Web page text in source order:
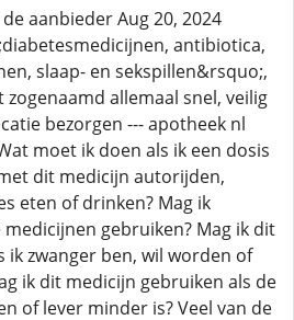
aanbieder Aug 20, 2024
antibiotica,
slaap- en sekspillen&rsquo;,
zogenaamd allemaal snel, veilig
bezorgen --- apotheek nl
moet ik doen als ik een dosis
dit medicijn autorijden,
eten of drinken? Mag ik
gebruiken? Mag ik dit
ik zwanger ben, wil worden of
ik dit medicijn gebruiken als de
of lever minder is? Veel van de